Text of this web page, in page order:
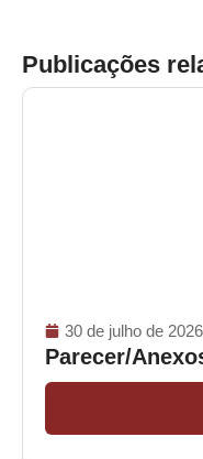
Publicações
30 de julho de 2026
Parecer/